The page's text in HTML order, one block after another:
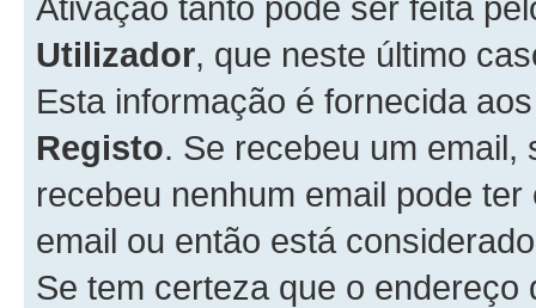
Utilizador, que neste último
Esta informação é fornecida
Registo. Se recebeu um
recebeu nenhum email pode
email ou então está
Se tem certeza que o